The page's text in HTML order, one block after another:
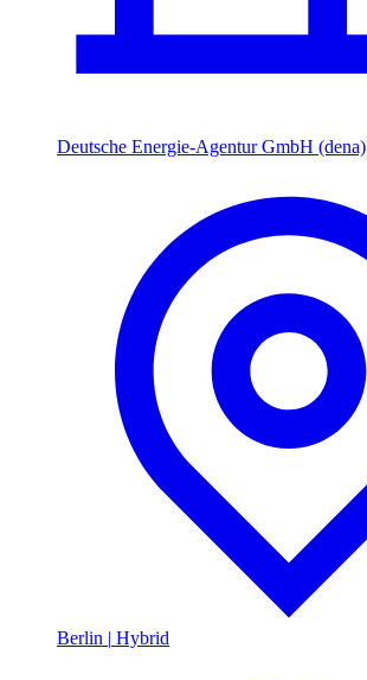
Deutsche Energie-Agentur GmbH (dena)
Berlin | Hybrid